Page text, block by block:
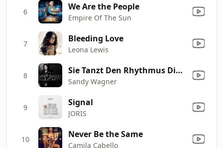
6 We Are the People
Empire Of The Sun
7 Bleeding Love
Leona Lewis
8 Sie Tanzt Den Rhythmus Dieser Nacht (DJ Long-Mix)
Sandy Wagner
9 Signal
JORIS
10 Never Be the Same
Camila Cabello